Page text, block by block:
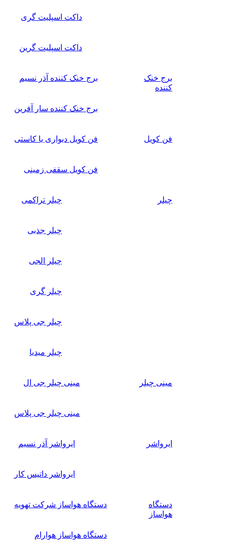
داکت اسپلیت گری
داکت اسپلیت گرین
برج خنک
کننده
برج خنک کننده آذر نسیم
برج خنک کننده سار آفرین
فن کویل فن کویل دیواری یا کاستی
فن کویل سقفی زمینی
چیلر چیلر تراکمی
چیلر جذبی
چیلر الجی
چیلر گری
چیلر جی پلاس
چیلر میدیا
مینی چیلر مینی چیلر جی ال
مینی چیلر جی پلاس
ایرواشر ایرواشر آذر نسیم
ایرواشر داتیس کار
دستگاه
هواساز
دستگاه هواساز شرکت تهویه
دستگاه هواساز هوارام